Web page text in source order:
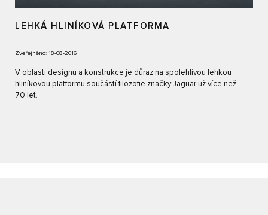
LEHKÁ HLINÍKOVÁ PLATFORMA
Zveřejněno: 18-08-2016
V oblasti designu a konstrukce je důraz na spolehlivou lehkou
hliníkovou platformu součástí filozofie značky Jaguar už více než
70 let.